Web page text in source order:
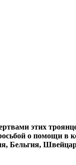
этих
о помощи в
Бельгия,